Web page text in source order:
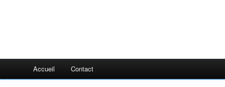
Accueil Contact